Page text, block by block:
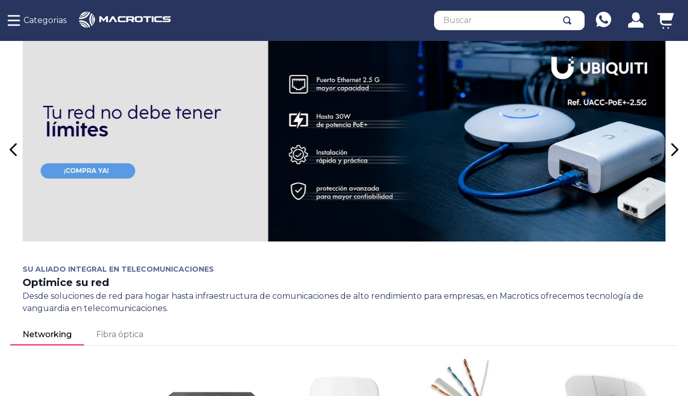
Categorias
Buscar
SU ALIADO INTEGRAL EN TELECOMUNICACIONES
Optimice su red
Desde soluciones de red para hogar hasta infraestructura de comunicaciones de alto rendimiento para empresas, en Macrotics ofrecemos tecnología de
vanguardia en telecomunicaciones.
Networking Fibra óptica